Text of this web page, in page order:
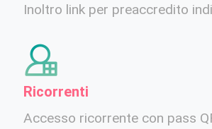
Inoltro link per preaccredito
Ricorrenti
Accesso ricorrente con pass